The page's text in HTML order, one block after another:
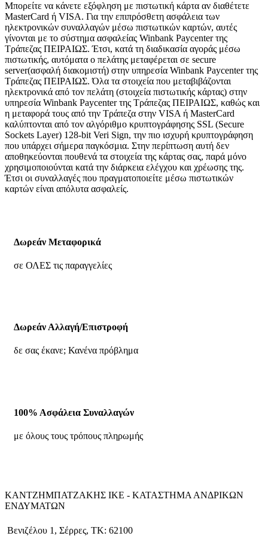
Μπορείτε να κάνετε εξόφληση με πιστωτική κάρτα αν διαθέτετε
MasterCard ή VISA. Για την επιπρόσθετη ασφάλεια των
ηλεκτρονικών συναλλαγών μέσω πιστωτικών καρτών, αυτές
γίνονται με το σύστημα ασφαλείας Winbank Paycenter της
Τράπεζας ΠΕΙΡΑΙΩΣ. Έτσι, κατά τη διαδικασία αγοράς μέσω
πιστωτικής, αυτόματα ο πελάτης μεταφέρεται σε secure
server(ασφαλή διακομιστή) στην υπηρεσία Winbank Paycenter της
Τράπεζας ΠΕΙΡΑΙΩΣ. Όλα τα στοιχεία που μεταβιβάζονται
ηλεκτρονικά από τον πελάτη (στοιχεία πιστωτικής κάρτας) στην
υπηρεσία Winbank Paycenter της Τράπεζας ΠΕΙΡΑΙΩΣ, καθώς και
η μεταφορά τους από την Τράπεζα στην VISA ή MasterCard
καλύπτονται από τον αλγόριθμο κρυπτογράφησης SSL (Secure
Sockets Layer) 128-bit Veri Sign, την πιο ισχυρή κρυπτογράφηση
που υπάρχει σήμερα παγκόσμια. Στην περίπτωση αυτή δεν
αποθηκεύονται πουθενά τα στοιχεία της κάρτας σας, παρά μόνο
χρησιμοποιούνται κατά την διάρκεια ελέγχου και χρέωσης της.
Έτσι οι συναλλαγές που πραγματοποιείτε μέσω πιστωτικών
καρτών είναι απόλυτα ασφαλείς.
Δωρεάν Μεταφορικά
σε ΟΛΕΣ τις παραγγελίες
Δωρεάν Αλλαγή/Επιστροφή
δε σας έκανε; Κανένα πρόβλημα
100% Ασφάλεια Συναλλαγών
με όλους τους τρόπους πληρωμής
ΚΑΝΤΖΗΜΠΑΤΖΑΚΗΣ ΙΚΕ - ΚΑΤΑΣΤΗΜΑ ΑΝΔΡΙΚΩΝ
ΕΝΔΥΜΑΤΩΝ
Βενιζέλου 1, Σέρρες, ΤΚ: 62100